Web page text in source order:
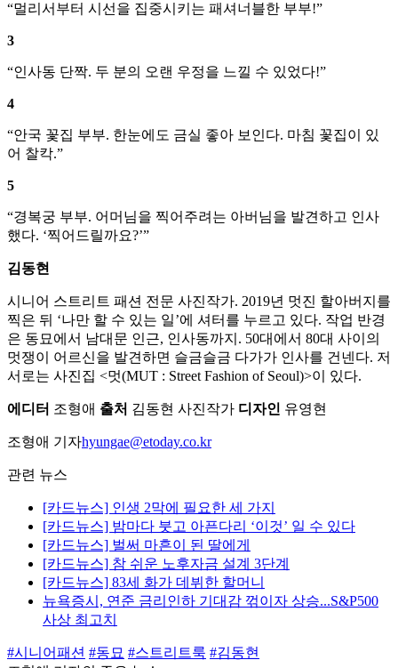
“멀리서부터 시선을 집중시키는 패셔너블한 부부!”
3
“인사동 단짝. 두 분의 오랜 우정을 느낄 수 있었다!”
4
“안국 꽃집 부부. 한눈에도 금실 좋아 보인다. 마침 꽃집이 있
어 찰칵.”
5
“경복궁 부부. 어머님을 찍어주려는 아버님을 발견하고 인사
했다. ‘찍어드릴까요?’”
김동현
시니어 스트리트 패션 전문 사진작가. 2019년 멋진 할아버지를
찍은 뒤 ‘나만 할 수 있는 일’에 셔터를 누르고 있다. 작업 반경
은 동묘에서 남대문 인근, 인사동까지. 50대에서 80대 사이의
멋쟁이 어르신을 발견하면 슬금슬금 다가가 인사를 건넨다. 저
서로는 사진집 <멋(MUT : Street Fashion of Seoul)>이 있다.
에디터 조형애 출처 김동현 사진작가 디자인 유영현
조형애 기자hyungae@etoday.co.kr
관련 뉴스
[카드뉴스] 인생 2막에 필요한 세 가지
[카드뉴스] 밤마다 붓고 아픈다리 ‘이것’ 일 수 있다
[카드뉴스] 벌써 마흔이 된 딸에게
[카드뉴스] 참 쉬운 노후자금 설계 3단계
[카드뉴스] 83세 화가 데뷔한 할머니
뉴욕증시, 연준 금리인하 기대감 꺾이자 상승...S&P500
사상 최고치
#시니어패션 #동묘 #스트리트룩 #김동현